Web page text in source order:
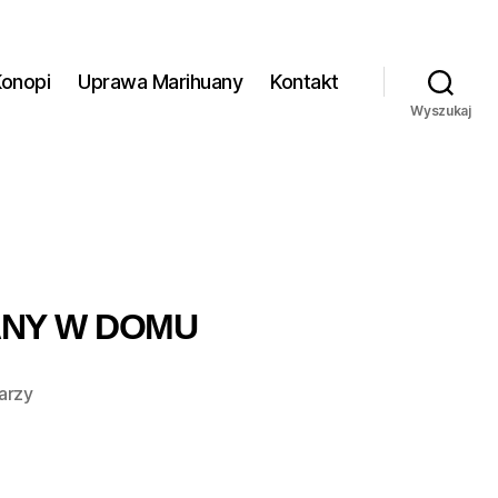
Uprawa Marihuany Kontakt
Wyszukaj
W DOMU
do